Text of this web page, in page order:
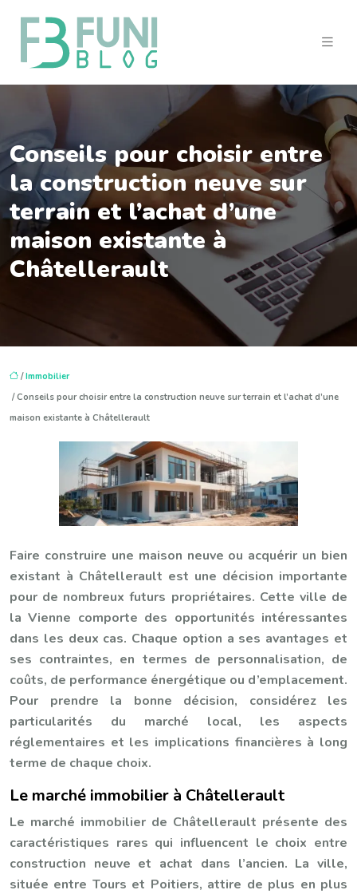
Conseils pour choisir entre
la construction neuve sur
terrain et l’achat d’une
maison existante à
Châtellerault
/Immobilier
/ Conseils pour choisir entre la construction neuve sur terrain et l’achat d’une
maison existante à Châtellerault
Faire construire une maison neuve ou acquérir un bien
existant à Châtellerault est une décision importante
pour de nombreux futurs propriétaires. Cette ville de
la Vienne comporte des opportunités intéressantes
dans les deux cas. Chaque option a ses avantages et
ses contraintes, en termes de personnalisation, de
coûts, de performance énergétique ou d’emplacement.
Pour prendre la bonne décision, considérez les
particularités du marché local, les aspects
réglementaires et les implications financières à long
terme de chaque choix.
Le marché immobilier à Châtellerault
Le marché immobilier de Châtellerault présente des
caractéristiques rares qui influencent le choix entre
construction neuve et achat dans l’ancien. La ville,
située entre Tours et Poitiers, attire de plus en plus